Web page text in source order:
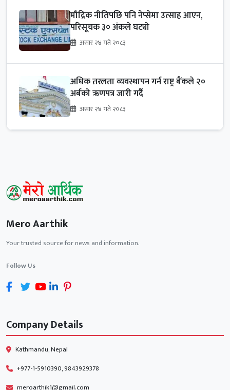
मौद्रिक नीतिपछि पनि नेप्सेमा उत्साह आएन,
परिसूचक ३० अंकले घट्यो
असार २४ गते २०८३
अधिक तरलता व्यवस्थापन गर्न राष्ट्र बैंकले २०
अर्बको ऋणपत्र जारी गर्दै
असार २४ गते २०८३
Mero Aarthik
Your trusted source for news and information.
Follow Us
Company Details
Kathmandu, Nepal
+977-1-5910390, 9843929378
meroarthik1@gmail.com